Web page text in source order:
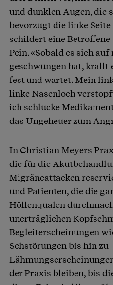
und dunklen Augen, die
bevorzugt die linke Seite
schildert eine Betroffene
Pein. «Sobald es sich
geschwungen hat, krallt
fest und wartet. Mein
linke Nasenloch
ich schlucke
das Ungeheuer zum
In Christian Meyers
die für die
Migräneattacken
und Patienten, die die
Höllenqualen
unerträglichen
Begleiterscheinungen
Sehstörungen bis hin zu
der Praxis bleiben, bis